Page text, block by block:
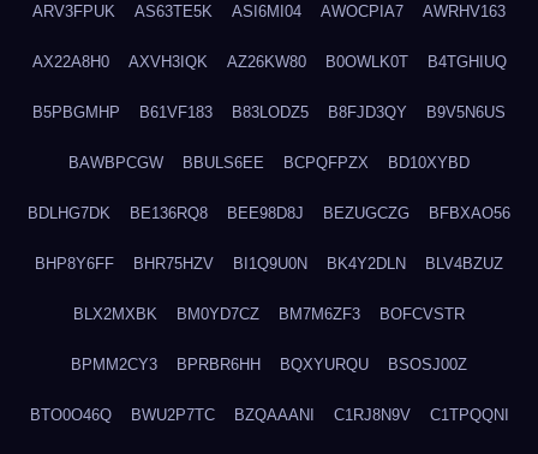
ARV3FPUK AS63TE5K ASI6MI04 AWOCPIA7 AWRHV163
AX22A8H0 AXVH3IQK AZ26KW80 B0OWLK0T B4TGHIUQ
B5PBGMHP B61VF183 B83LODZ5 B8FJD3QY B9V5N6US
BAWBPCGW BBULS6EE BCPQFPZX BD10XYBD
BDLHG7DK BE136RQ8 BEE98D8J BEZUGCZG BFBXAO56
BHP8Y6FF BHR75HZV BI1Q9U0N BK4Y2DLN BLV4BZUZ
BLX2MXBK BM0YD7CZ BM7M6ZF3 BOFCVSTR
BPMM2CY3 BPRBR6HH BQXYURQU BSOSJ00Z
BTO0O46Q BWU2P7TC BZQAAANI C1RJ8N9V C1TPQQNI